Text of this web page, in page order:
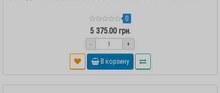
0
5 375.00 грн.
- +
В корзину